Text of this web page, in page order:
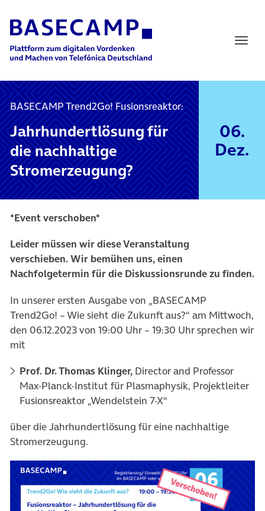
Main Navigation
BASECAMP Trend2Go! Fusionsreaktor:
Jahrhundertlösung für
die nachhaltige
Stromerzeugung?
06.
Dez.
*Event verschoben*
Leider müssen wir diese Veranstaltung
verschieben.Wir bemühen uns, einen
Nachfolgetermin für die Diskussionsrunde zu finden.
In unserer ersten Ausgabe von „BASECAMP
Trend2Go! – Wie sieht die Zukunft aus?“ am Mittwoch,
den 06.12.2023 von 19:00 Uhr – 19:30 Uhr sprechen wir
mit
Prof. Dr. Thomas Klinger, Director and Professor
Max-Planck-Institut für Plasmaphysik, Projektleiter
Fusionsreaktor „Wendelstein 7-X“
über die Jahrhundertlösung für eine nachhaltige
Stromerzeugung.